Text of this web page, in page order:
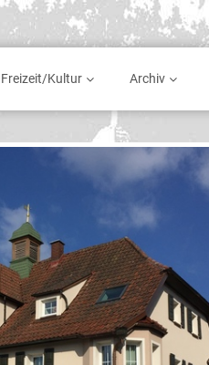
Freizeit/Kultur Archiv